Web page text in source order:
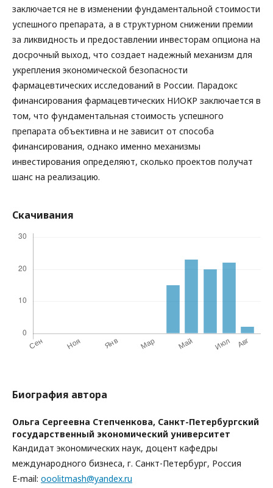
заключается не в изменении фундаментальной стоимости
успешного препарата, а в структурном снижении премии
за ликвидность и предоставлении инвесторам опциона на
досрочный выход, что создает надежный механизм для
укрепления экономической безопасности
фармацевтических исследований в России. Парадокс
финансирования фармацевтических НИОКР заключается в
том, что фундаментальная стоимость успешного
препарата объективна и не зависит от способа
финансирования, однако именно механизмы
инвестирования определяют, сколько проектов получат
шанс на реализацию.
Скачивания
Биография автора
Ольга Сергеевна Степченкова, Санкт-Петербургский
государственный экономический университет
Кандидат экономических наук, доцент кафедры
международного бизнеса, г. Санкт-Петербург, Россия
E-mail: ooolitmash@yandex.ru